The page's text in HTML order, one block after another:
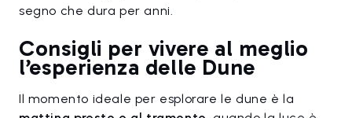
segno che dura per anni.
Consigli per vivere al meglio
l’esperienza delle Dune
Il momento ideale per esplorare le dune è la